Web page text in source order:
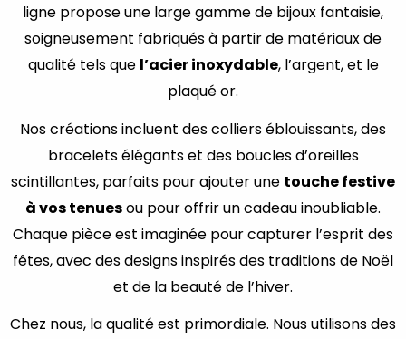
ligne propose une large gamme de bijoux fantaisie,
soigneusement fabriqués à partir de matériaux de
qualité tels que l’acier inoxydable, l’argent, et le
plaqué or.
Nos créations incluent des colliers éblouissants, des
bracelets élégants et des boucles d’oreilles
scintillantes, parfaits pour ajouter une touche festive
à vos tenuesou pour offrir un cadeau inoubliable.
Chaque pièce est imaginée pour capturer l’esprit des
fêtes, avec des designs inspirés des traditions de Noël
et de la beauté de l’hiver.
Chez nous, la qualité est primordiale. Nous utilisons des